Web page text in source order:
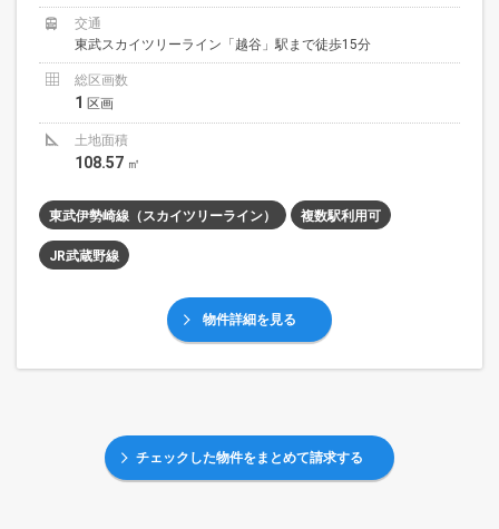
交通
東武スカイツリーライン「越谷」駅まで徒歩15分
総区画数
1 区画
土地面積
108.57 ㎡
東武伊勢崎線（スカイツリーライン） 複数駅利用可
JR武蔵野線
物件詳細を見る
チェックした物件をまとめて請求する